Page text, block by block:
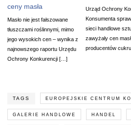
ceny masła
Masło nie jest fałszowane
tłuszczami roślinnymi, mimo
jego wysokich cen – wynika z
najnowszego raportu Urzędu
Ochrony Konkurencji […]
Urząd Ochrony
Konsumenta
sieci handlowe
zawyżały cen
producentów
TAGS EUROPEJSKIE CENTRUM
GALERIE HANDLOWE HANDEL